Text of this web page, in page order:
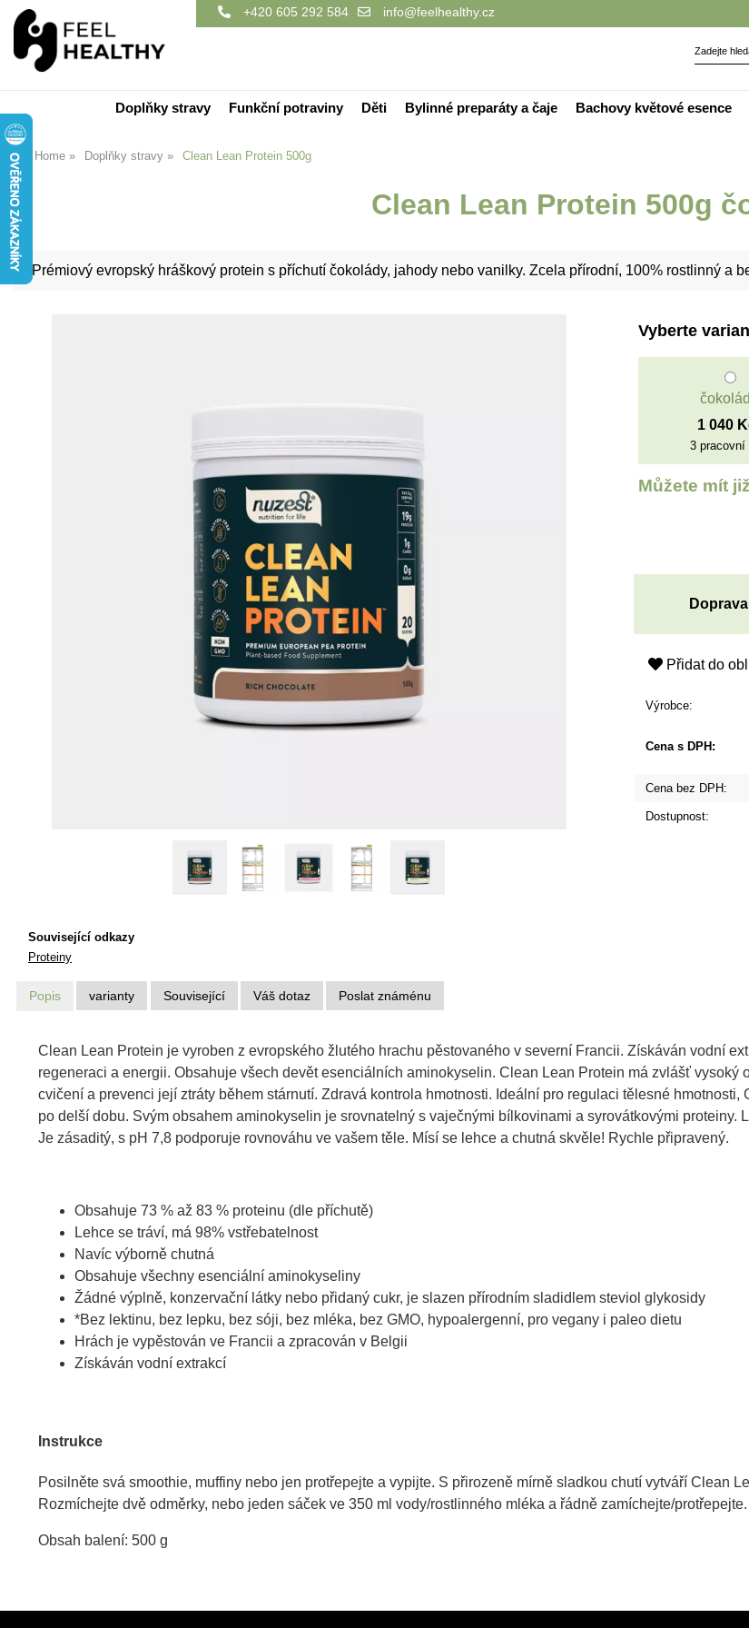
+420 605 292 584 info@feelhealthy.cz
Doplňky stravy Funkční potraviny Děti Bylinné preparáty a čaje Bachovy květové esence
Home Doplňky stravy Clean Lean Protein 500g
Clean Lean Protein 500g
Prémiový evropský hráškový protein s příchutí čokolády, jahody nebo vanilky. Zcela přírodní, 100% rostlinný a
Vyberte
1 040
3 pracovní
Můžete mít již
Přidat do
Výrobce:
Cena s DPH:
Cena bez DPH:
Dostupnost:
Související odkazy
Proteiny
Popis varianty Související Váš dotaz Poslat známénu
Clean Lean Protein je vyroben z evropského žlutého hrachu pěstovaného v severní Francii. Získáván vodní
regeneraci a energii. Obsahuje všech devět esenciálních aminokyselin. Clean Lean Protein má zvlášť vysoký
cvičení a prevenci její ztráty během stárnutí. Zdravá kontrola hmotnosti. Ideální pro regulaci tělesné
po delší dobu. Svým obsahem aminokyselin je srovnatelný s vaječnými bílkovinami a syrovátkovými proteiny.
Je zásaditý, s pH 7,8 podporuje rovnováhu ve vašem těle. Mísí se lehce a chutná skvěle! Rychle připravený.
Obsahuje 73 % až 83 % proteinu (dle příchutě)
Lehce se tráví, má 98% vstřebatelnost
Navíc výborně chutná
Obsahuje všechny esenciální aminokyseliny
Žádné výplně, konzervační látky nebo přidaný cukr, je slazen přírodním sladidlem steviol glykosidy
*Bez lektinu, bez lepku, bez sóji, bez mléka, bez GMO, hypoalergenní, pro vegany i paleo dietu
Hrách je vypěstován ve Francii a zpracován v Belgii
Získáván vodní extrakcí
Instrukce
Posilněte svá smoothie, muffiny nebo jen protřepejte a vypijte. S přirozeně mírně sladkou chutí vytváří Clean
Rozmíchejte dvě odměrky, nebo jeden sáček ve 350 ml vody/rostlinného mléka a řádně zamíchejte/protřepejte.
Obsah balení: 500 g